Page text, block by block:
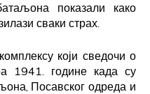
показали како
сваки страх.
који сведочи о
1941. године када су
Посавског одреда и